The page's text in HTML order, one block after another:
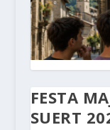
FESTA
SUERT